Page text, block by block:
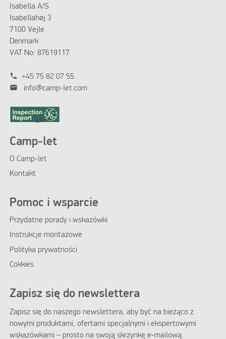
Isabella A/S
Isabellahøj 3
7100 Vejle
Denmark
VAT No: 87619117
phone +45 75 82 07 55
mail info@camp-let.com
Camp-let
O Camp-let
Kontakt
Pomoc i wsparcie
Przydatne porady i wskazówki
Instrukcje montażowe
Polityka prywatności
Cokkies
Zapisz się do newslettera
Zapisz się do naszego newslettera, aby być na bieżąco z
nowymi produktami, ofertami specjalnymi i ekspertowymi
wskazówkami – prosto na swoją skrzynkę e-mailową.